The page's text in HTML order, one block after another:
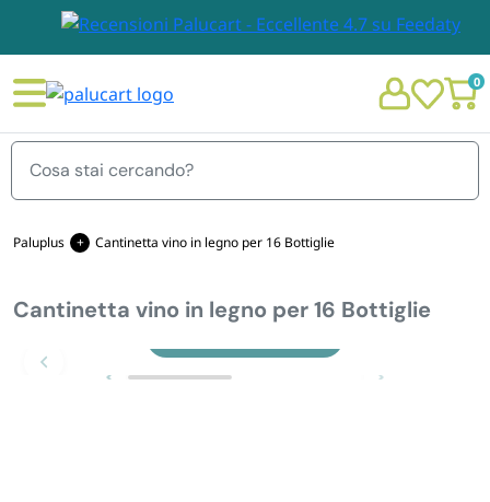
0
Menu
STOVIGLIE E TOVAGLIOLI
Paluplus Cantinetta vino in legno per 16 Bottiglie
Cantinetta vino in legno per 16 Bottiglie
Zoom